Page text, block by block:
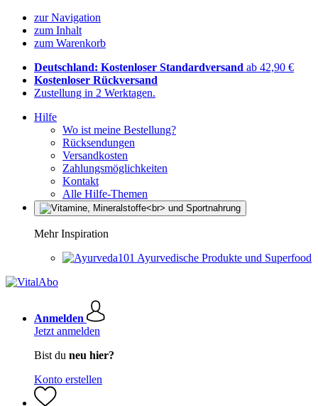
zur Navigation
zum Inhalt
zum Warenkorb
Deutschland: Kostenloser Standardversand ab 42,90 €
Kostenloser Rückversand
Zustellung in 2 Werktagen.
Hilfe
Wo ist meine Bestellung?
Rücksendungen
Versandkosten
Zahlungsmöglichkeiten
Kontakt
Alle Hilfe-Themen
Mehr Inspiration
Ayurvedische Produkte und Superfood
Anmelden
Jetzt anmelden
Bist du neu hier?
Konto erstellen